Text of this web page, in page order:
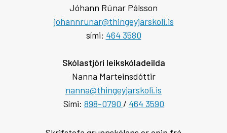
Jóhann Rúnar Pálsson
johannrunar@thingeyjarskoli.is
sími: 464 3580
Skólastjóri leikskóladeilda
Nanna Marteinsdóttir
nanna@thingeyjarskoli.is
Sími: 898-0790 / 464 3590